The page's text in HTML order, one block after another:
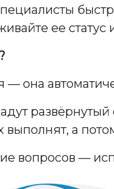
ее
— она
развёрнутый
а
вопросов —